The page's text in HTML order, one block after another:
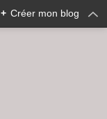
+ Créer mon blog